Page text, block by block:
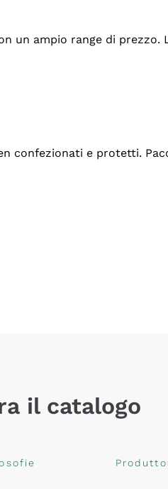
ampio range di prezzo.
confezionati e protetti.
il catalogo